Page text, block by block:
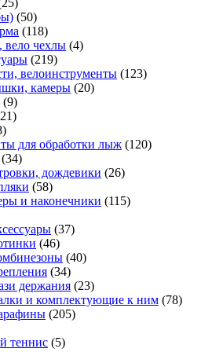
(50)
(118)
вело чехлы (4)
(219)
велоинструменты (123)
камеры (20)
(9)
для обработки лыж (120)
(34)
дождевики (26)
(58)
и наконечники (115)
(37)
(46)
(40)
(34)
держания (23)
и комплектующие к ним (78)
(205)
теннис (5)